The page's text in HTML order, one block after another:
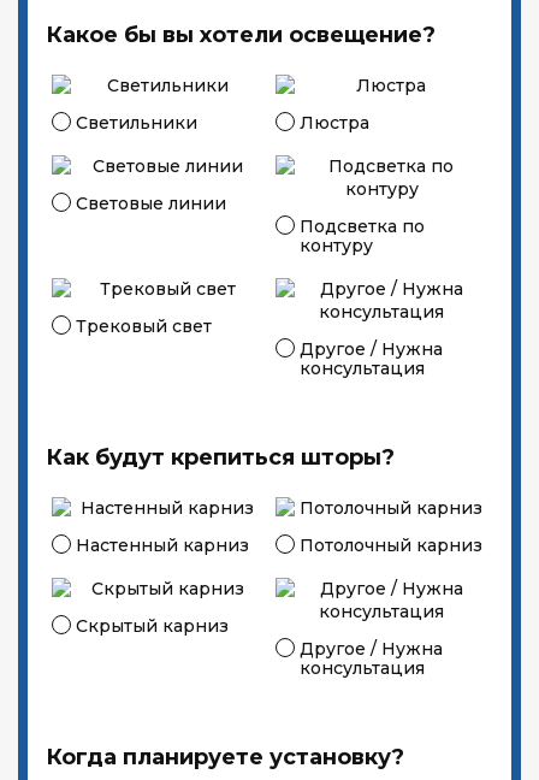
Какое бы вы хотели освещение?
Светильники Люстра
Световые линии
Подсветка по
контуру
Трековый свет
Другое / Нужна
консультация
Как будут крепиться шторы?
Настенный карниз Потолочный карниз
Скрытый карниз
Другое / Нужна
консультация
Когда планируете установку?